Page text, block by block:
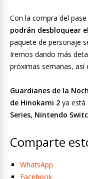
Con la compra del
podrán desbloquear
paquete de personaje
Iremos dando más
próximas semanas, así
Guardianes de la
de Hinokami 2 ya está
Series, Nintendo
Comparte
WhatsApp
Facebook